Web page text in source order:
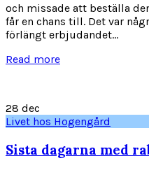
och missade att beställa
får en chans till. Det var
förlängt erbjudandet...
Read more
28 dec
Livet hos Hogengård
Sista dagarna med